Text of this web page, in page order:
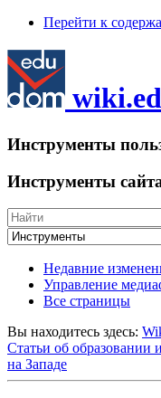
Перейти к
Инструменты
Инструменты
Недавние
Управление
Все страницы
Вы находитесь здесь:
Статьи об образовании
на Западе